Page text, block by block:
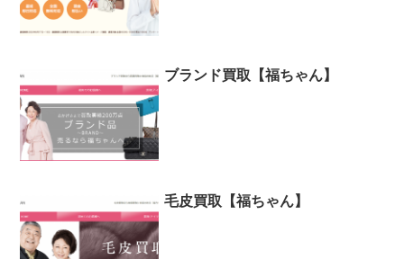
ブランド買取【福ちゃん】
毛皮買取【福ちゃん】